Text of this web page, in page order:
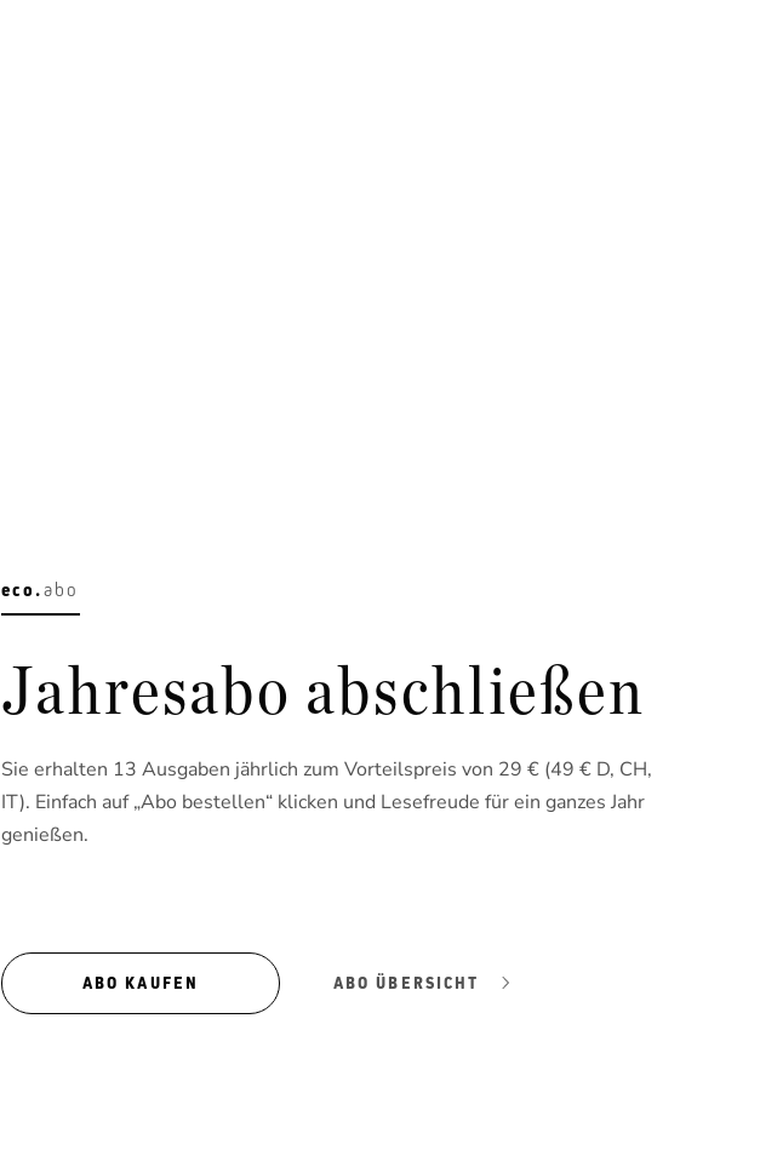
eco.abo
Jahresabo abschließen
Sie erhalten 13 Ausgaben jährlich zum Vorteilspreis von 29 € (49 € D, CH,
IT). Einfach auf „Abo bestellen“ klicken und Lesefreude für ein ganzes Jahr
genießen.
ABO KAUFEN ABO ÜBERSICHT